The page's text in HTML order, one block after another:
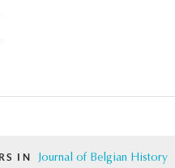
IN
Journal of Belgian History